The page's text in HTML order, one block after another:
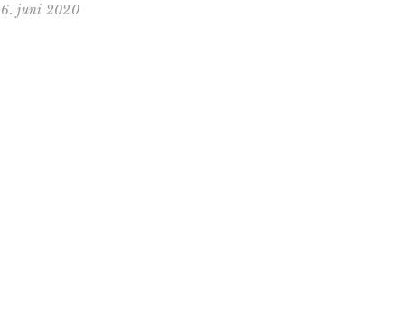
6. juni 2020